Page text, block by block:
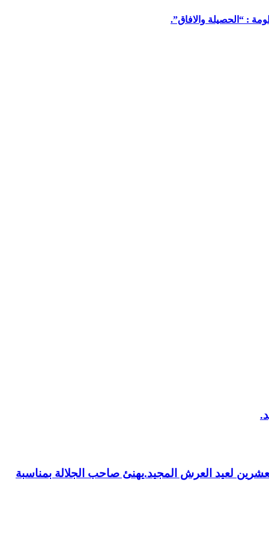
: “الحصيلة والافاق”.
لعيد العرش المجيد.يهنئ صاحب الجلالة بمناسبة